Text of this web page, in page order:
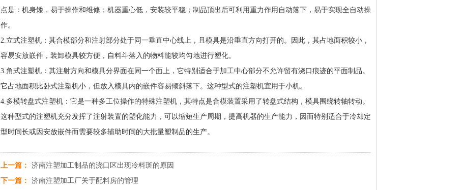
点是：机身矮，易于操作和维修；机器重心低，安装较平稳；制品顶出后可利用重力作用自动落下，易于实现全自动操
作。
2.立式注塑机：其合模部分和注射部分处于同一垂直中心线上，且模具是沿垂直方向打开的。因此，其占地面积较小，
容易安放嵌件，装卸模具较方便，自料斗落入的物料能较均匀地进行塑化。
3.角式注塑机：其注射方向和模具分界面在同一个面上，它特别适合于加工中心部分不允许留有浇口痕迹的平面制品。
它占地面积比卧式注塑机小，但放入模具内的嵌件容易倾斜落下。这种型式的注塑机宜用于小机。
4.多模转盘式注塑机：它是一种多工位操作的特殊注塑机，其特点是合模装置采用了转盘式结构，模具围绕转轴转动。
这种型式的注塑机充分发挥了注射装置的塑化能力，可以缩短生产周期，提高机器的生产能力，因而特别适合于冷却定
型时间长或因安放嵌件而需要较多辅助时间的大批量塑制品的生产。
上一篇：
济南注塑加工制品的浇口区出现冷料斑的原因
下一篇：
济南注塑加工厂关于配料房的管理